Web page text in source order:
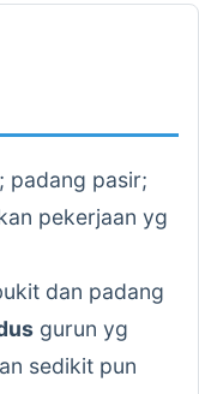
padang pasir;
pekerjaan yg
dan padang
gurun yg
sedikit pun